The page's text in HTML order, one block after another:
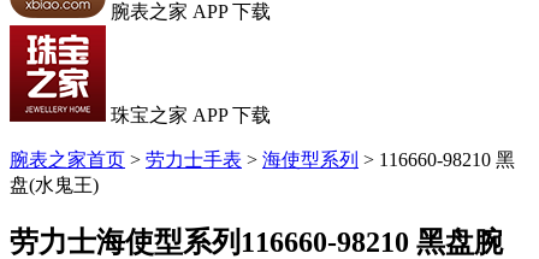
腕表之家 APP 下载
珠宝之家 APP 下载
腕表之家首页 > 劳力士手表 > 海使型系列 > 116660-98210 黑
盘(水鬼王)
劳力士海使型系列116660-98210 黑盘腕